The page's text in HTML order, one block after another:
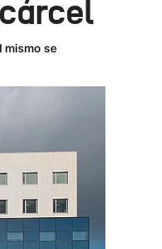
mismo se